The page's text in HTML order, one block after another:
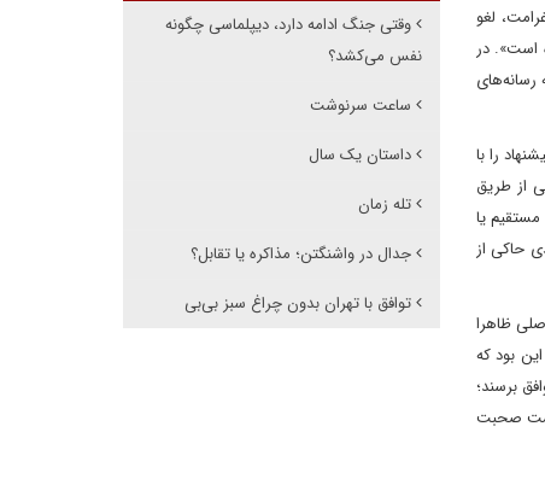
لغو
14 بندی ایران گنجانده شده است». در
را با
از طریق
یا
حاکی از
یک عقبگرد است. دلیل اصلی ظاهرا
بود که
برسند؛
صحبت
وقتی جنگ ادامه دارد، دیپلماسی چگونه
نفس می‌کشد؟
ساعت سرنوشت
داستان یک سال
تله زمان
جدال در واشنگتن؛ مذاکره یا تقابل؟
توافق با تهران بدون چراغ سبز بی‌بی